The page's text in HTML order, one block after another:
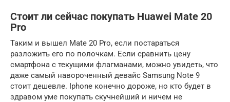
Стоит ли сейчас покупать Huawei Mate 20
Pro
Таким и вышел Mate 20 Pro, если постараться
разложить его по полочкам. Если сравнить цену
смартфона с текущими флагманами, можно увидеть, что
даже самый навороченный девайс Samsung Note 9
стоит дешевле. Iphone конечно дороже, но кто будет в
здравом уме покупать скучнейший и ничем не